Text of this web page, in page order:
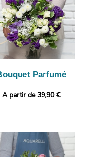
livré très rapidement à
glisser un message
personnalisé.
Parfumé
A partir de 39,90 €